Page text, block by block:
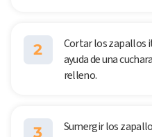
2
Cortar los zapallos
ayuda de una
relleno.
3
Sumergir los